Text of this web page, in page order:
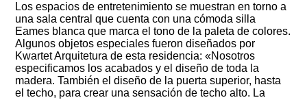
Los espacios de entretenimiento se muestran en torno a
una sala central que cuenta con una cómoda silla
Eames blanca que marca el tono de la paleta de colores.
Algunos objetos especiales fueron diseñados por
Kwartet Arquitetura de esta residencia: «Nosotros
especificamos los acabados y el diseño de toda la
madera. También el diseño de la puerta superior, hasta
el techo, para crear una sensación de techo alto. La